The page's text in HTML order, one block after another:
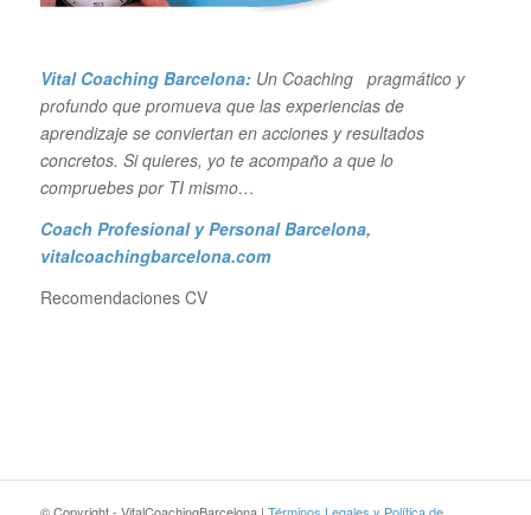
Vital Coaching Barcelona:Un Coaching pragmático y
profundo que promueva que las experiencias de
aprendizaje se conviertan en acciones y resultados
concretos. Si quieres, yo te acompaño a que lo
compruebes por TI mismo…
Coach Profesional y Personal Barcelona,
vitalcoachingbarcelona.com
Recomendaciones CV